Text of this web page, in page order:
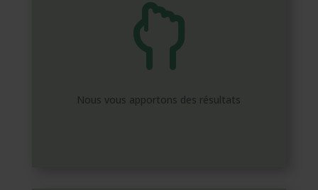

Nous vous apportons des résultats